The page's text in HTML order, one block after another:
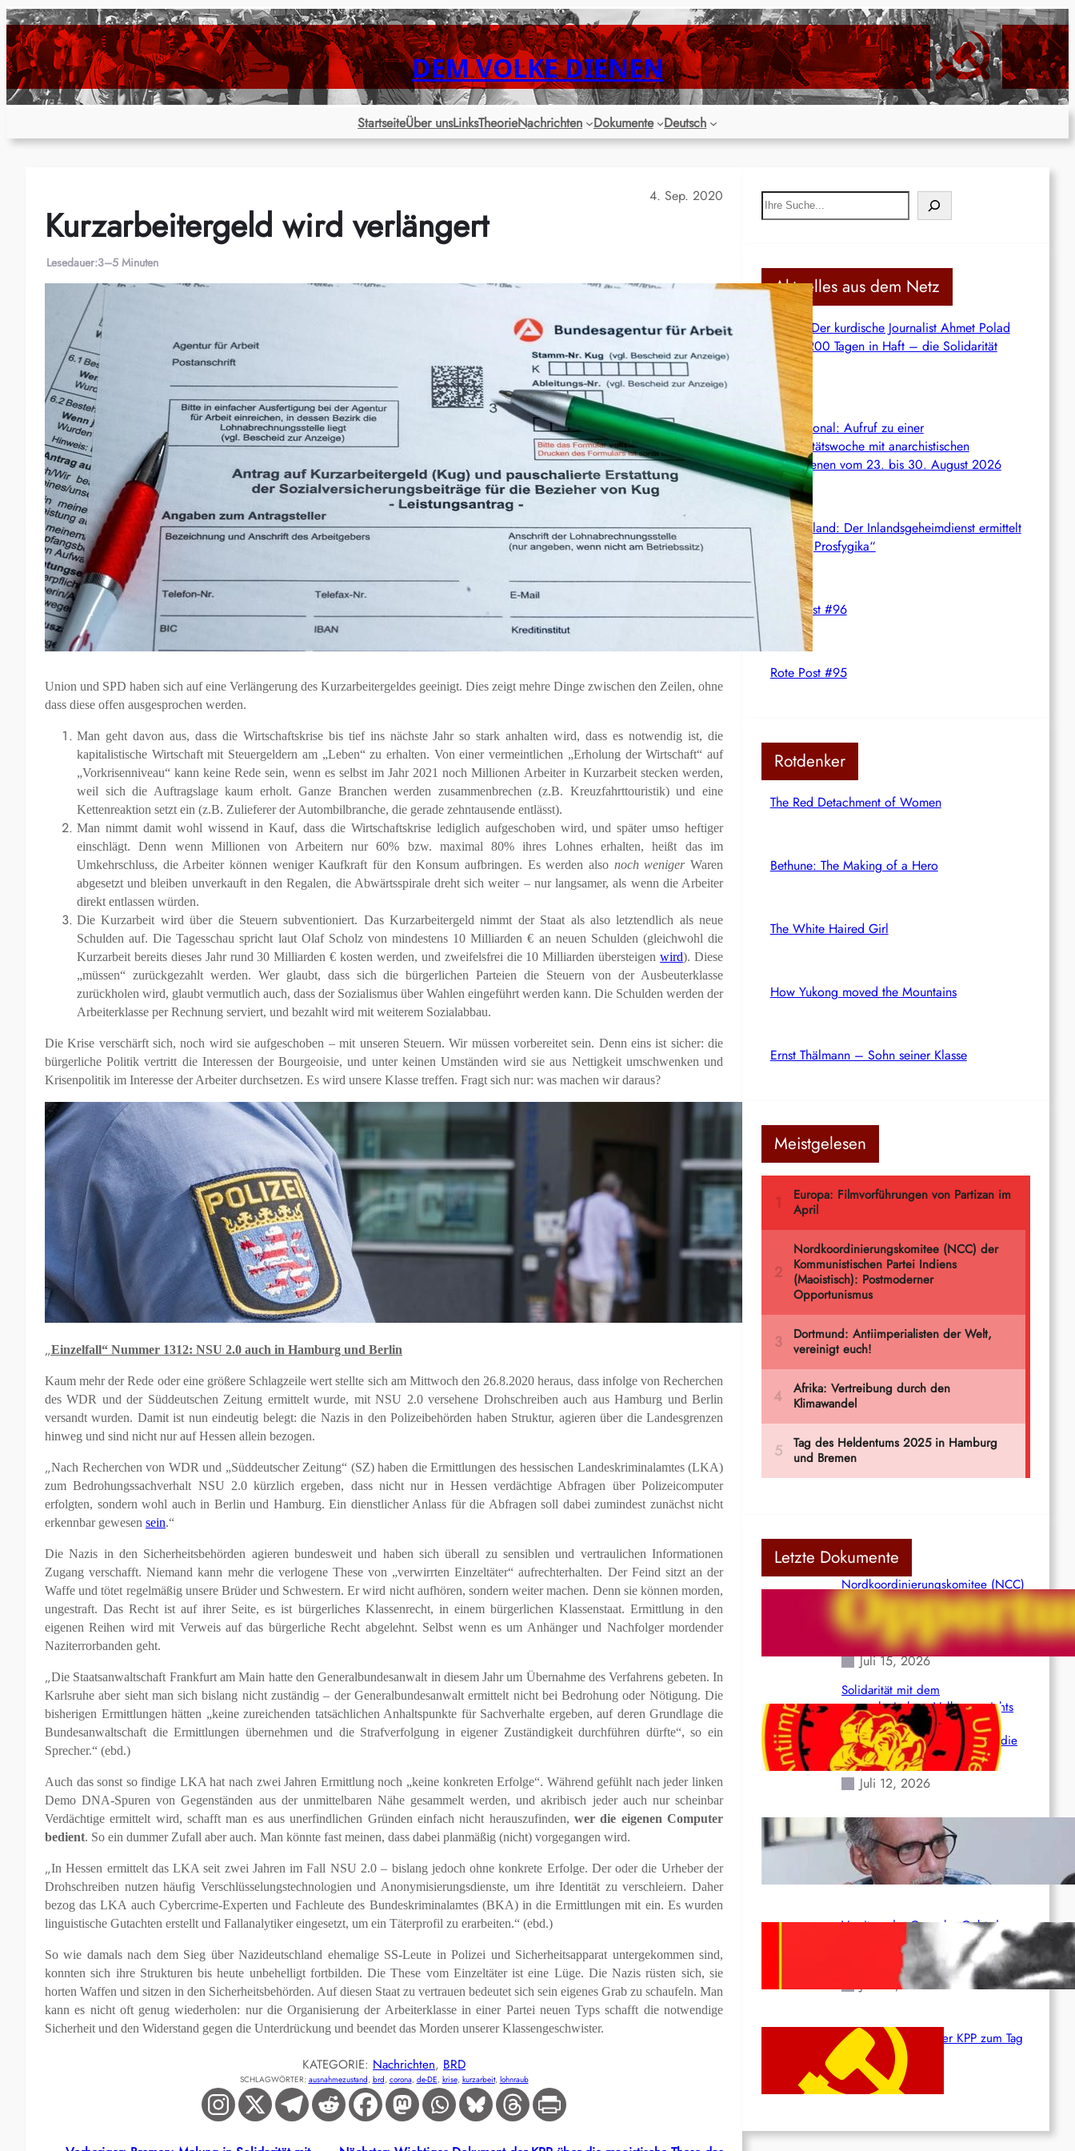
Zum
Inhalt
springen
DEM VOLKE DIENEN
StartseiteÜber unsLinksTheorieNachrichten Dokumente Deutsch
4. Sep. 2020
Kurzarbeitergeld wird verlängert
Lesedauer:3–5 Minuten
Union und SPD haben sich auf eine Verlängerung des Kurzarbeitergeldes geeinigt. Dies zeigt mehre Dinge zwischen den Zeilen, ohne
dass diese offen ausgesprochen werden.
Man geht davon aus, dass die Wirtschaftskrise bis tief ins nächste Jahr so stark anhalten wird, dass es notwendig ist, die
kapitalistische Wirtschaft mit Steuergeldern am „Leben“ zu erhalten. Von einer vermeintlichen „Erholung der Wirtschaft“ auf
„Vorkrisenniveau“ kann keine Rede sein, wenn es selbst im Jahr 2021 noch Millionen Arbeiter in Kurzarbeit stecken werden,
weil sich die Auftragslage kaum erholt. Ganze Branchen werden zusammenbrechen (z.B. Kreuzfahrttouristik) und eine
Kettenreaktion setzt ein (z.B. Zulieferer der Autombilbranche, die gerade zehntausende entlässt).
Man nimmt damit wohl wissend in Kauf, dass die Wirtschaftskrise lediglich aufgeschoben wird, und später umso heftiger
einschlägt. Denn wenn Millionen von Arbeitern nur 60% bzw. maximal 80% ihres Lohnes erhalten, heißt das im
Umkehrschluss, die Arbeiter können weniger Kaufkraft für den Konsum aufbringen. Es werden also noch wenigerWaren
abgesetzt und bleiben unverkauft in den Regalen, die Abwärtsspirale dreht sich weiter – nur langsamer, als wenn die Arbeiter
direkt entlassen würden.
Die Kurzarbeit wird über die Steuern subventioniert. Das Kurzarbeitergeld nimmt der Staat als also letztendlich als neue
Schulden auf. Die Tagesschau spricht laut Olaf Scholz von mindestens 10 Milliarden € an neuen Schulden (gleichwohl die
Kurzarbeit bereits dieses Jahr rund 30 Milliarden € kosten werden, und zweifelsfrei die 10 Milliarden übersteigenwird). Diese
„müssen“ zurückgezahlt werden. Wer glaubt, dass sich die bürgerlichen Parteien die Steuern von der Ausbeuterklasse
zurückholen wird, glaubt vermutlich auch, dass der Sozialismus über Wahlen eingeführt werden kann. Die Schulden werden der
Arbeiterklasse per Rechnung serviert, und bezahlt wird mit weiterem Sozialabbau.
Die Krise verschärft sich, noch wird sie aufgeschoben – mit unseren Steuern. Wir müssen vorbereitet sein. Denn eins ist sicher: die
bürgerliche Politik vertritt die Interessen der Bourgeoisie, und unter keinen Umständen wird sie aus Nettigkeit umschwenken und
Krisenpolitik im Interesse der Arbeiter durchsetzen. Es wird unsere Klasse treffen. Fragt sich nur: was machen wir daraus?
„Einzelfall“ Nummer 1312: NSU 2.0 auch in Hamburg und Berlin
Kaum mehr der Rede oder eine größere Schlagzeile wert stellte sich am Mittwoch den 26.8.2020 heraus, dass infolge von Recherchen
des WDR und der Süddeutschen Zeitung ermittelt wurde, mit NSU 2.0 versehene Drohschreiben auch aus Hamburg und Berlin
versandt wurden. Damit ist nun eindeutig belegt: die Nazis in den Polizeibehörden haben Struktur, agieren über die Landesgrenzen
hinweg und sind nicht nur auf Hessen allein bezogen.
„Nach Recherchen von WDR und „Süddeutscher Zeitung“ (SZ) haben die Ermittlungen des hessischen Landeskriminalamtes (LKA)
zum Bedrohungssachverhalt NSU 2.0 kürzlich ergeben, dass nicht nur in Hessen verdächtige Abfragen über Polizeicomputer
erfolgten, sondern wohl auch in Berlin und Hamburg. Ein dienstlicher Anlass für die Abfragen soll dabei zumindest zunächst nicht
erkennbar gewesen sein.“
Die Nazis in den Sicherheitsbehörden agieren bundesweit und haben sich überall zu sensiblen und vertraulichen Informationen
Zugang verschafft. Niemand kann mehr die verlogene These von „verwirrten Einzeltäter“ aufrechterhalten. Der Feind sitzt an der
Waffe und tötet regelmäßig unsere Brüder und Schwestern. Er wird nicht aufhören, sondern weiter machen. Denn sie können morden,
ungestraft. Das Recht ist auf ihrer Seite, es ist bürgerliches Klassenrecht, in einem bürgerlichen Klassenstaat. Ermittlung in den
eigenen Reihen wird mit Verweis auf das bürgerliche Recht abgelehnt. Selbst wenn es um Anhänger und Nachfolger mordender
Naziterrorbanden geht.
„Die Staatsanwaltschaft Frankfurt am Main hatte den Generalbundesanwalt in diesem Jahr um Übernahme des Verfahrens gebeten. In
Karlsruhe aber sieht man sich bislang nicht zuständig – der Generalbundesanwalt ermittelt nicht bei Bedrohung oder Nötigung. Die
bisherigen Ermittlungen hätten „keine zureichenden tatsächlichen Anhaltspunkte für Sachverhalte ergeben, auf deren Grundlage die
Bundesanwaltschaft die Ermittlungen übernehmen und die Strafverfolgung in eigener Zuständigkeit durchführen dürfte“, so ein
Sprecher.“ (ebd.)
Auch das sonst so findige LKA hat nach zwei Jahren Ermittlung noch „keine konkreten Erfolge“. Während gefühlt nach jeder linken
Demo DNA-Spuren von Gegenständen aus der unmittelbaren Nähe gesammelt werden, und akribisch jeder auch nur scheinbar
Verdächtige ermittelt wird, schafft man es aus unerfindlichen Gründen einfach nicht herauszufinden, wer die eigenen Computer
bedient. So ein dummer Zufall aber auch. Man könnte fast meinen, dass dabei planmäßig (nicht) vorgegangen wird.
„In Hessen ermittelt das LKA seit zwei Jahren im Fall NSU 2.0 – bislang jedoch ohne konkrete Erfolge. Der oder die Urheber der
Drohschreiben nutzen häufig Verschlüsselungstechnologien und Anonymisierungsdienste, um ihre Identität zu verschleiern. Daher
bezog das LKA auch Cybercrime-Experten und Fachleute des Bundeskriminalamtes (BKA) in die Ermittlungen mit ein. Es wurden
linguistische Gutachten erstellt und Fallanalytiker eingesetzt, um ein Täterprofil zu erarbeiten.“ (ebd.)
So wie damals nach dem Sieg über Nazideutschland ehemalige SS-Leute in Polizei und Sicherheitsapparat untergekommen sind,
konnten sich ihre Strukturen bis heute unbehelligt fortbilden. Die These vom Einzeltäter ist eine Lüge. Die Nazis rüsten sich, sie
horten Waffen und sitzen in den Sicherheitsbehörden. Auf diesen Staat zu vertrauen bedeutet sich sein eigenes Grab zu schaufeln. Man
kann es nicht oft genug wiederholen: nur die Organisierung der Arbeiterklasse in einer Partei neuen Typs schafft die notwendige
Sicherheit und den Widerstand gegen die Unterdrückung und beendet das Morden unserer Klassengeschwister.
KATEGORIE: Nachrichten, BRD
SCHLAGWÖRTER: ausnahmezustand, brd, corona, de-DE, krise, kurzarbeit, lohnraub
S
e
c
h Aktuelles aus dem Netz
Syrien: Der kurdische Journalist Ahmet Polad
ist seit 200 Tagen in Haft – die Solidarität
wächst
International: Aufruf zu einer
Solidaritätswoche mit anarchistischen
Gefangenen vom 23. bis 30. August 2026
Deutschland: Der Inlandsgeheimdienst ermittelt
gegen „Prosfygika“
Rote Post #96
Rote Post #95
Rotdenker
The Red Detachment of Women
Bethune: The Making of a Hero
The White Haired Girl
How Yukong moved the Mountains
Ernst Thälmann – Sohn seiner Klasse
Meistgelesen
Letzte Dokumente
Nordkoordinierungskomitee (NCC)
der Kommunistischen Partei Indiens
(Maoistisch): Postmoderner
Opportunismus
Juli 15, 2026
Solidarität mit dem
venezolanischem Volk angesichts
der verlorenen Leben und der
katastrophalen Situation durch die
Erdbeben des 24. Juni!
Juli 12, 2026
Indien: „Die Politik der
Kapitulation“ von K. Murali (Ajith)
Juli 1, 2026
Vorsitzender Gonzalo: Gebt das
Leben für die Partei und die
Juni 19, 2026
Beschluss des ZK der KPP zum Tag
des Heldentums
Juni 19, 2026